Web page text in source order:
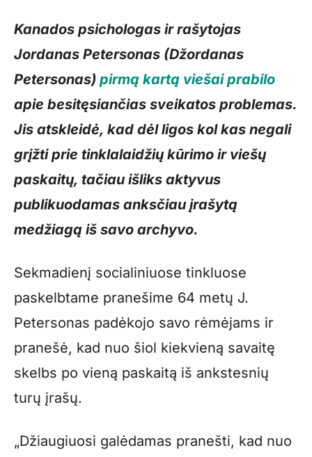
Kanados psichologas ir rašytojas
Jordanas Petersonas (Džordanas
Petersonas) pirmą kartą viešai prabilo
apie besitęsiančias sveikatos problemas.
Jis atskleidė, kad dėl ligos kol kas negali
grįžti prie tinklalaidžių kūrimo ir viešų
paskaitų, tačiau išliks aktyvus
publikuodamas anksčiau įrašytą
medžiagą iš savo archyvo.
Sekmadienį socialiniuose tinkluose
paskelbtame pranešime 64 metų J.
Petersonas padėkojo savo rėmėjams ir
pranešė, kad nuo šiol kiekvieną savaitę
skelbs po vieną paskaitą iš ankstesnių
turų įrašų.
„Džiaugiuosi galėdamas pranešti, kad nuo